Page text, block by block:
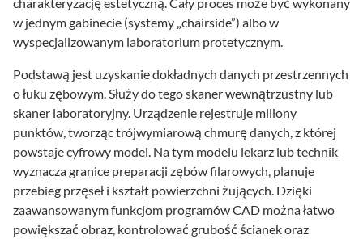
w jednym gabinecie (systemy „chairside”) albo w
wyspecjalizowanym laboratorium protetycznym.
Podstawą jest uzyskanie dokładnych danych przestrzennych
o łuku zębowym. Służy do tego skaner wewnątrzustny lub
skaner laboratoryjny. Urządzenie rejestruje miliony
punktów, tworząc trójwymiarową chmurę danych, z której
powstaje cyfrowy model. Na tym modelu lekarz lub technik
wyznacza granice preparacji zębów filarowych, planuje
przebieg przęseł i kształt powierzchni żujących. Dzięki
zaawansowanym funkcjom programów CAD można łatwo
powiększać obraz, kontrolować grubość ścianek oraz